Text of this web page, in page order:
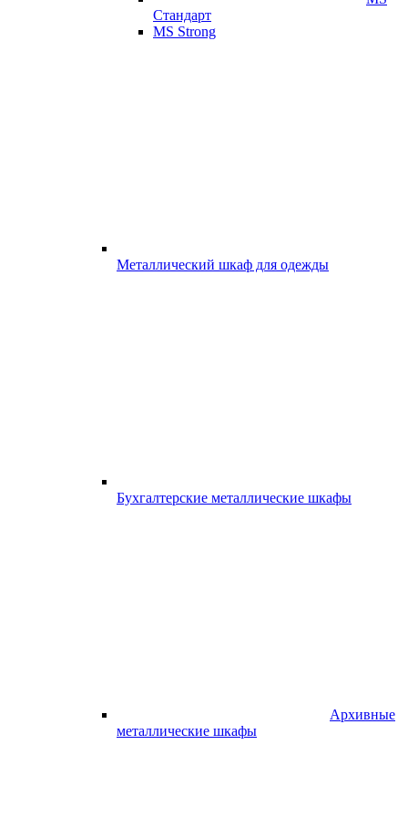
Стандарт
MS Strong
Металлический шкаф для одежды
Бухгалтерские металлические шкафы
Архивные
металлические шкафы